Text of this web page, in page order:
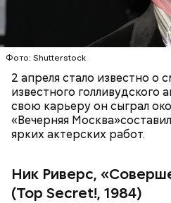
Фото: Shutterstock
2 апреля стало известно о
известного голливудского
свою карьеру он сыграл
«Вечерняя
ярких актерских работ.
Ник Риверс,
(Top Secret!, 1984)
Фото: «Совершенно секретно!» (Top
"Вечерняя Москва"
подборку самых
Jamiroquai.